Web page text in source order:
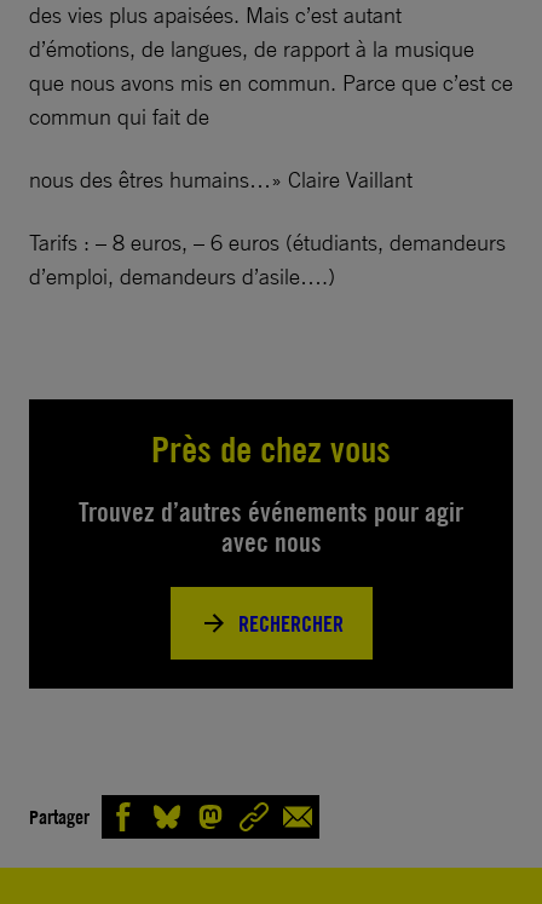
des vies plus apaisées. Mais c’est autant
d’émotions, de langues, de rapport à la musique
que nous avons mis en commun. Parce que c’est ce
commun qui fait de
nous des êtres humains…» Claire Vaillant
Tarifs : – 8 euros, – 6 euros (étudiants, demandeurs
d’emploi, demandeurs d’asile….)
Près de chez vous
Trouvez d’autres événements pour agir
avec nous
RECHERCHER
Partager